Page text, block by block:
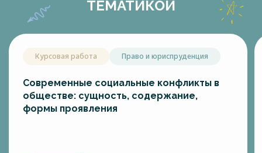
ТЕМАТИКОЙ
Курсовая работа Право и юриспруденция
Современные социальные конфликты в
обществе: сущность, содержание,
формы проявления